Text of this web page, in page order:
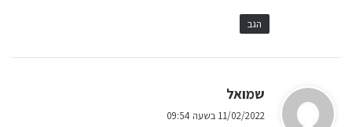
הגב
שמואל
11/02/2022 בשעה 09:54